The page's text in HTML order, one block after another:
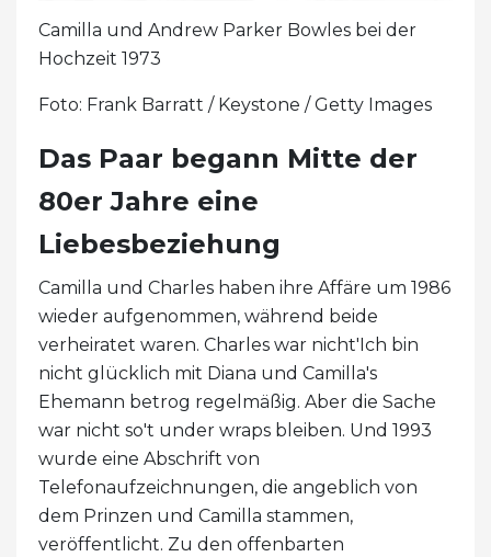
Camilla und Andrew Parker Bowles bei der
Hochzeit 1973
Foto: Frank Barratt / Keystone / Getty Images
Das Paar begann Mitte der
80er Jahre eine
Liebesbeziehung
Camilla und Charles haben ihre Affäre um 1986
wieder aufgenommen, während beide
verheiratet waren. Charles war nicht'Ich bin
nicht glücklich mit Diana und Camilla's
Ehemann betrog regelmäßig. Aber die Sache
war nicht so't under wraps bleiben. Und 1993
wurde eine Abschrift von
Telefonaufzeichnungen, die angeblich von
dem Prinzen und Camilla stammen,
veröffentlicht. Zu den offenbarten